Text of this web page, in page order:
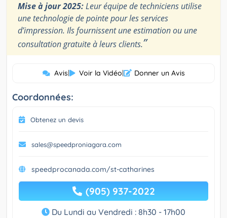
Mise à jour 2025:Leur équipe de techniciens utilise
une technologie de pointe pour les services
d’impression. Ils fournissent une estimation ou une
consultation gratuite à leurs clients.”
Avis| Voir la Vidéo| Donner un Avis
Coordonnées:
Obtenez un devis
sales@speedproniagara.com
speedprocanada.com/st-catharines
(905) 937-2022
Du Lundi au Vendredi : 8h30 - 17h00